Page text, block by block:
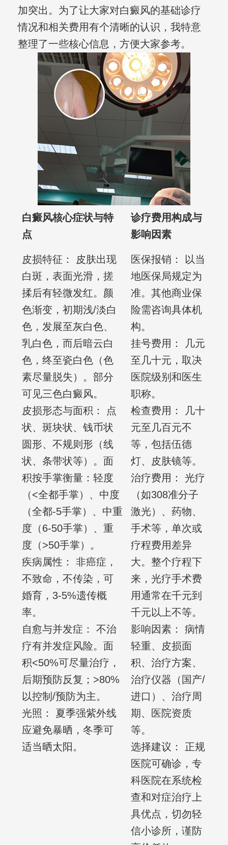
加突出。为了让大家对白癜风的基础诊疗
情况和相关费用有个清晰的认识，我特意
整理了一些核心信息，方便大家参考。
白癜风核心症状与特
点
诊疗费用构成与
影响因素
皮损特征： 皮肤出现
白斑，表面光滑，搓
揉后有轻微发红。颜
色渐变，初期浅/淡白
色，发展至灰白色、
乳白色，而后暗云白
色，终至瓷白色（色
素尽量脱失）。部分
可见三色白癜风。
皮损形态与面积： 点
状、斑块状、钱币状
圆形、不规则形（线
状、条带状等）。面
积按手掌衡量：轻度
（<全都手掌）、中度
（全都-5手掌）、中重
度（6-50手掌）、重
度（>50手掌）。
疾病属性： 非癌症，
不致命，不传染，可
婚育，3-5%遗传概
率。
自愈与并发症： 不治
疗有并发症风险。面
积<50%可尽量治疗，
后期预防反复；>80%
以控制/预防为主。
光照： 夏季强紫外线
应避免暴晒，冬季可
适当晒太阳。
医保报销： 以当
地医保局规定为
准。其他商业保
险需咨询具体机
构。
挂号费用： 几元
至几十元，取决
医院级别和医生
职称。
检查费用： 几十
元至几百元不
等，包括伍德
灯、皮肤镜等。
治疗费用： 光疗
（如308准分子
激光）、药物、
手术等，单次或
疗程费用差异
大。整个疗程下
来，光疗手术费
用通常在千元到
千元以上不等。
影响因素： 病情
轻重、皮损面
积、治疗方案、
治疗仪器（国产/
进口）、治疗周
期、医院资质
等。
选择建议： 正规
医院可确诊，专
科医院在系统检
查和对症治疗上
具优点，切勿轻
信小诊所，谨防